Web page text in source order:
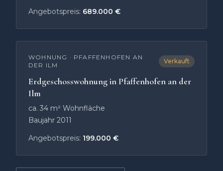
Angebotspreis: 689.000 €
WOHNUNG · PFAFFENHOFEN AN
DER ILM
Verkauft
Erdgeschosswohnung in Pfaffenhofen an der
Ilm
ca. 34 m² Wohnfläche
Baujahr 2011
Angebotspreis: 199.000 €